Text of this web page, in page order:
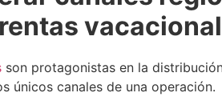
son protagonistas en la
únicos canales de una operación.